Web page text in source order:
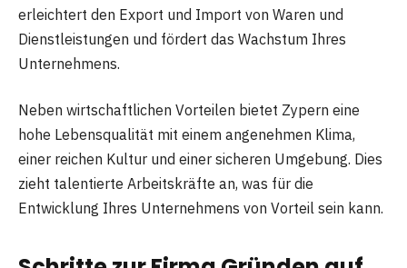
erleichtert den Export und Import von Waren und
Dienstleistungen und fördert das Wachstum Ihres
Unternehmens.
Neben wirtschaftlichen Vorteilen bietet Zypern eine
hohe Lebensqualität mit einem angenehmen Klima,
einer reichen Kultur und einer sicheren Umgebung. Dies
zieht talentierte Arbeitskräfte an, was für die
Entwicklung Ihres Unternehmens von Vorteil sein kann.